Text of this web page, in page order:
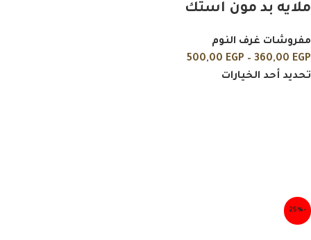
ملايه بد مون استك
مفروشات غرف النوم
360,00 EGP
–
500,00 EGP
تحديد أحد الخيارات
-25%